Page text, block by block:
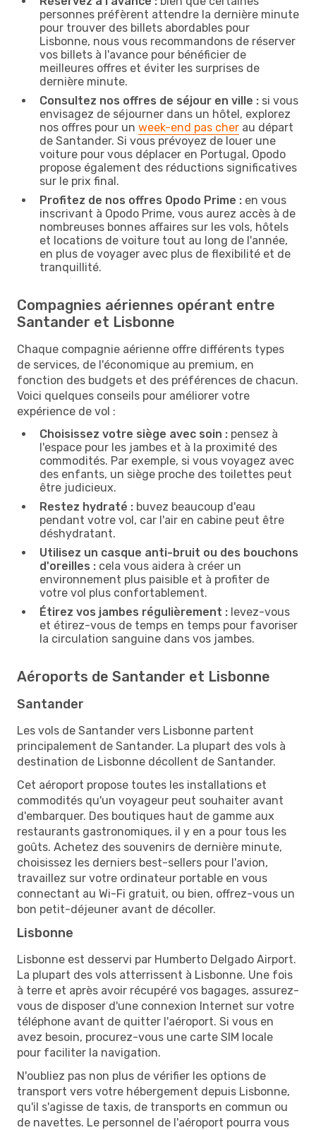
personnes préfèrent attendre la dernière minute
pour trouver des billets abordables pour
Lisbonne, nous vous recommandons de réserver
vos billets à l'avance pour bénéficier de
meilleures offres et éviter les surprises de
dernière minute.
Consultez nos offres de séjour en ville : si vous
envisagez de séjourner dans un hôtel, explorez
nos offres pour un week-end pas cher au départ
de Santander. Si vous prévoyez de louer une
voiture pour vous déplacer en Portugal, Opodo
propose également des réductions significatives
sur le prix final.
Profitez de nos offres Opodo Prime : en vous
inscrivant à Opodo Prime, vous aurez accès à de
nombreuses bonnes affaires sur les vols, hôtels
et locations de voiture tout au long de l'année,
en plus de voyager avec plus de flexibilité et de
tranquillité.
Compagnies aériennes opérant entre
Santander et Lisbonne
Chaque compagnie aérienne offre différents types
de services, de l'économique au premium, en
fonction des budgets et des préférences de chacun.
Voici quelques conseils pour améliorer votre
expérience de vol :
Choisissez votre siège avec soin : pensez à
l'espace pour les jambes et à la proximité des
commodités. Par exemple, si vous voyagez avec
des enfants, un siège proche des toilettes peut
être judicieux.
Restez hydraté : buvez beaucoup d'eau
pendant votre vol, car l'air en cabine peut être
déshydratant.
Utilisez un casque anti-bruit ou des bouchons
d'oreilles : cela vous aidera à créer un
environnement plus paisible et à profiter de
votre vol plus confortablement.
Étirez vos jambes régulièrement : levez-vous
et étirez-vous de temps en temps pour favoriser
la circulation sanguine dans vos jambes.
Aéroports de Santander et Lisbonne
Santander
Les vols de Santander vers Lisbonne partent
principalement de Santander. La plupart des vols à
destination de Lisbonne décollent de Santander.
Cet aéroport propose toutes les installations et
commodités qu'un voyageur peut souhaiter avant
d'embarquer. Des boutiques haut de gamme aux
restaurants gastronomiques, il y en a pour tous les
goûts. Achetez des souvenirs de dernière minute,
choisissez les derniers best-sellers pour l'avion,
travaillez sur votre ordinateur portable en vous
connectant au Wi-Fi gratuit, ou bien, offrez-vous un
bon petit-déjeuner avant de décoller.
Lisbonne
Lisbonne est desservi par Humberto Delgado Airport.
La plupart des vols atterrissent à Lisbonne. Une fois
à terre et après avoir récupéré vos bagages, assurez-
vous de disposer d'une connexion Internet sur votre
téléphone avant de quitter l'aéroport. Si vous en
avez besoin, procurez-vous une carte SIM locale
pour faciliter la navigation.
N'oubliez pas non plus de vérifier les options de
transport vers votre hébergement depuis Lisbonne,
qu'il s'agisse de taxis, de transports en commun ou
de navettes. Le personnel de l'aéroport pourra vous